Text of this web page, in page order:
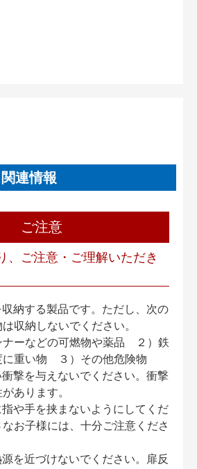
連情報
ご注意
、ご注意・ご理解いただき
納する製品です。ただし、次の
収納しないでください。
ーなどの可燃物や薬品 ２）鉄
に重い物 ３）その他危険物
撃を与えないでください。衝撃
あります。
や手を挟まないようにしてくだ
お子様には、十分ご注意くださ
を近づけないでください。扉反